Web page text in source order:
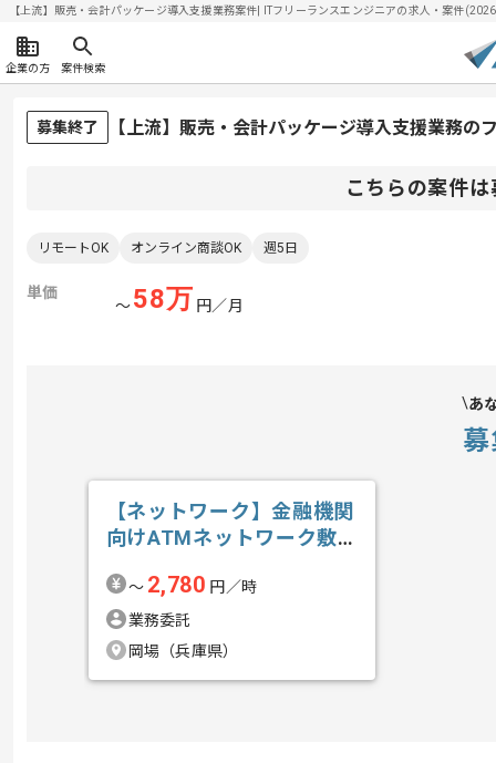
【上流】販売・会計パッケージ導入支援業務案件| ITフリーランスエンジニアの求人・案件
企業の方 案件検索
募集終了 【上流】販売・会計パッケージ導入支援業務の
こちらの案件
リモートOK オンライン商談OK 週5日
単価
〜58万 円／月
あ
【ネットワーク】金融機関
向けATMネットワーク敷
〜 2,780 円／時
業務委託
岡場（兵庫県）